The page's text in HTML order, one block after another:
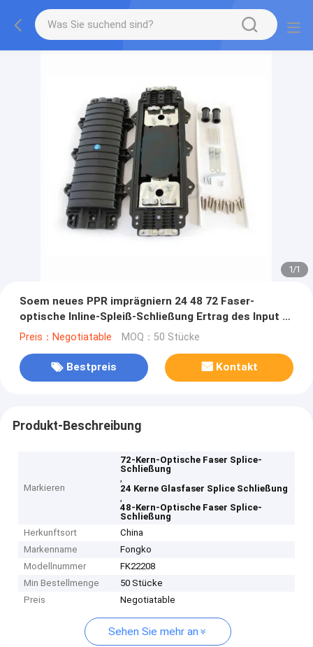
1/1
Soem neues PPR imprägniern 24 48 72 Faser-
optische Inline-Spleiß-Schließung Ertrag des Input 2
der Kerne 2
Preis：Negotiatable MOQ：50 Stücke
Bestpreis Kontakt
Produkt-Beschreibung
Markieren
72-Kern-Optische Faser Splice-
Schließung
,
24 Kerne Glasfaser Splice Schließung
,
48-Kern-Optische Faser Splice-
Schließung
Herkunftsort
China
Markenname
Fongko
Modellnummer
FK22208
Min Bestellmenge
50 Stücke
Preis
Negotiatable
Sehen Sie mehr an